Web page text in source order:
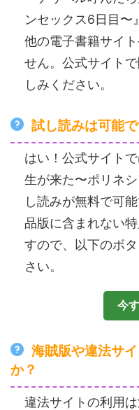
ンセックス6日目〜
他の電子書籍サイ
せん。公式サイト
しみください。
試し読みは可能
はい！公式サイト
生が来た〜ポリネ
し読みが無料で可
品版に含まれない
すので、以下のボ
さい。
今
海賊版や違法サ
か？
違法サイトの利用